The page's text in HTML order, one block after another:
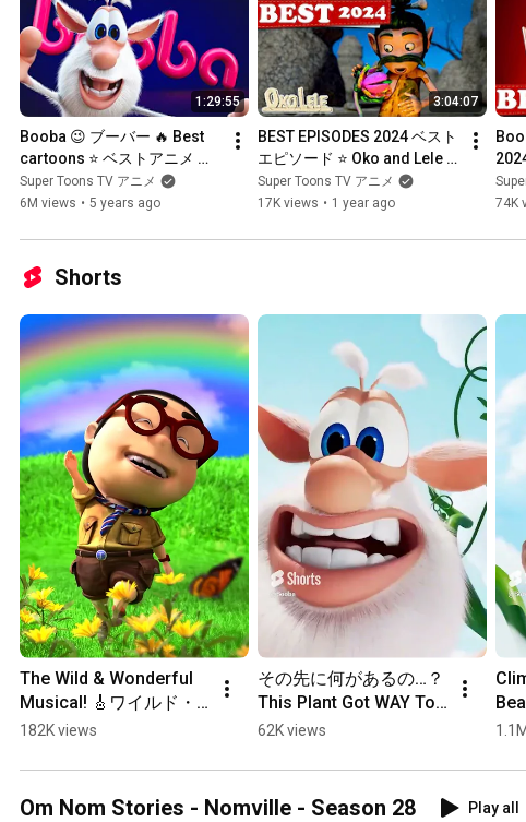
1:29:55
Booba 😉 ブーバー 🔥 Best
cartoons ⭐ ベストアニメ 🙃
Best episodes collection ⭐
アニメ短編 | Super Toons TV
Super Toons TV アニメ
6M views • 5 years ago
3:04:07
BEST EPISODES 2024 ベスト
エピソード ⭐ Oko and Lele
オコとレレ  ⭐ アニメ短編 |
Super Toons TV アニメ
Super Toons TV アニメ
17K views • 1 year ago
74K
Shorts
The Wild & Wonderful
Musical! 🎸ワイルド・
ワンダフル・ミュージ
#shorts | Super Toons
TV アニメ
182K views
その先に何があるの…？
This Plant Got WAY Too
Big!? 🌱 What Did
#Booba | Super Toons
TV アニメ
62K views
な
Om Nom Stories - Nomville - Season 28
Play all